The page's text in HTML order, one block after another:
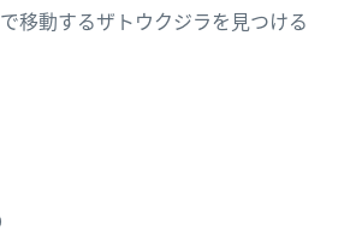
移動するザトウクジラを見つける